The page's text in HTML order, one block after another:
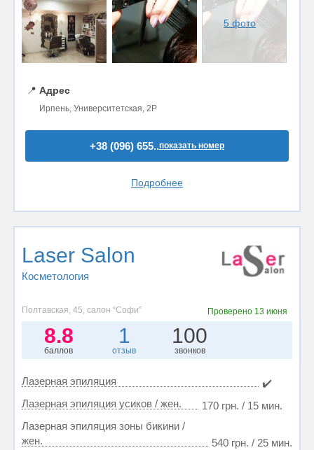
5 фото
📍 Адрес
Ирпень, Университетская, 2Р
+38 (096) 655..показать номер
Подробнее
Laser Salon
Косметология
Полтавская, 45, салон “Софи” Проверено 13 июня
8.8
баллов
1
отзыв
100
звонков
Лазерная эпиляция
✔️
Лазерная эпиляция усиков / жен.
170 грн. / 15 мин.
Лазерная эпиляция зоны бикини /
жен.
540 грн. / 25 мин.